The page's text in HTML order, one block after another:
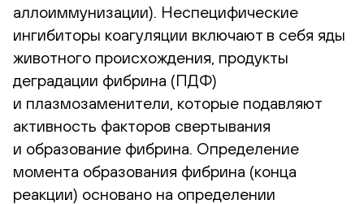
аллоиммунизации). Неспецифические
ингибиторы коагуляции включают в себя яды
животного происхождения, продукты
деградации фибрина (ПДФ)
и плазмозаменители, которые подавляют
активность факторов свертывания
и образование фибрина. Определение
момента образования фибрина (конца
реакции) основано на определении